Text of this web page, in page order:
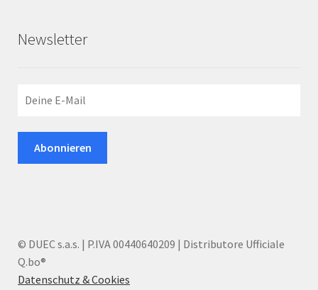
Newsletter
© DUEC s.a.s. | P.IVA 00440640209 | Distributore Ufficiale
Q.bo®
Datenschutz & Cookies